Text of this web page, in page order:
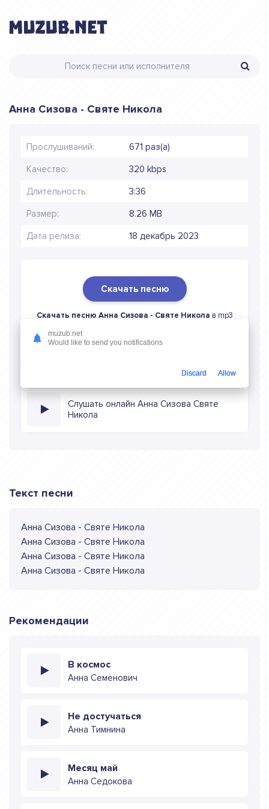
Анна Сизова - Святе Никола
Прослушиваний: 671 раз(а)
Качество: 320 kbps
Длительность: 3:36
Размер: 8.26 MB
Дата релиза: 18 декабрь 2023
Скачать песню
Скачать песню Анна Сизова - Святе Никола в mp3
музыку в режиме онлайн
Слушать онлайн Анна Сизова Святе
Никола
Текст песни
Анна Сизова - Святе Никола
Анна Сизова - Святе Никола
Анна Сизова - Святе Никола
Анна Сизова - Святе Никола
Рекомендации
В космос
Анна Семенович
Не достучаться
Анна Тимнина
Месяц май
Анна Седокова
muzub.net
Would like to send you notifications
Discard Allow